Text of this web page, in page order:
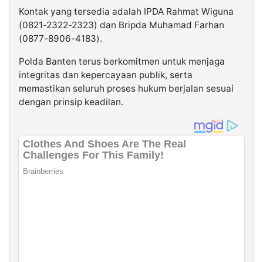
Kontak yang tersedia adalah IPDA Rahmat Wiguna
(0821-2322-2323) dan Bripda Muhamad Farhan
(0877-8906-4183).
Polda Banten terus berkomitmen untuk menjaga
integritas dan kepercayaan publik, serta
memastikan seluruh proses hukum berjalan sesuai
dengan prinsip keadilan.